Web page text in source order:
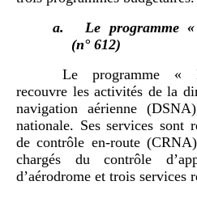
a.
Le programme
(n° 612)
Le programme «
recouvre les activités de la
navigation aérienne
nationale. Ses services sont
de contrôle en-route
chargés du contrôle
d’aérodrome et trois services